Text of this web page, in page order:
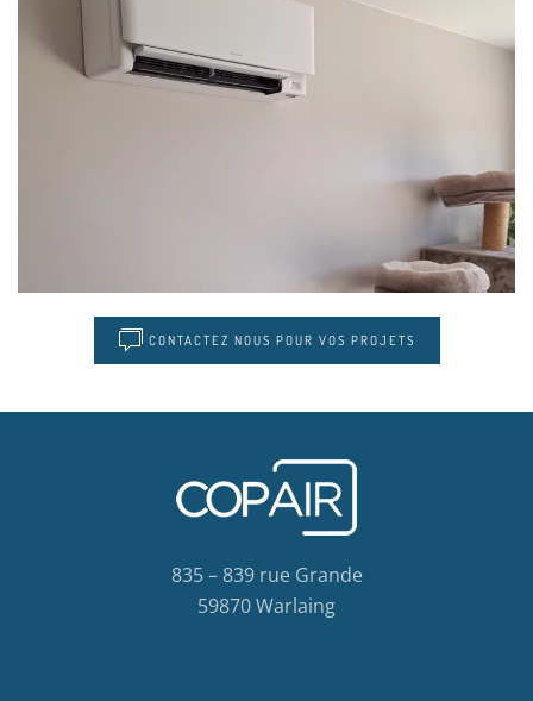
CONTACTEZ NOUS POUR VOS PROJETS
835 – 839 rue Grande
59870 Warlaing